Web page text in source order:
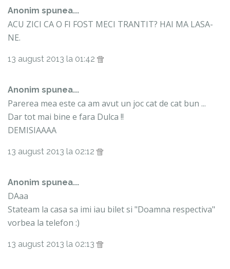
Anonim spunea...
ACU ZICI CA O FI FOST MECI TRANTIT? HAI MA LASA-
NE.
13 august 2013 la 01:42
Anonim spunea...
Parerea mea este ca am avut un joc cat de cat bun ...
Dar tot mai bine e fara Dulca !!
DEMISIAAAA
13 august 2013 la 02:12
Anonim spunea...
DAaa
Stateam la casa sa imi iau bilet si "Doamna respectiva"
vorbea la telefon :)
13 august 2013 la 02:13